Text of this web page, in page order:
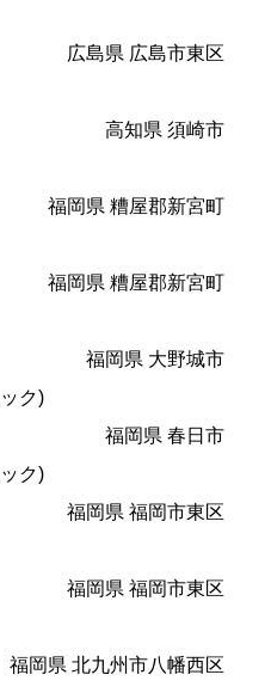
広島県 広島市東区
高知県 須崎市
福岡県 糟屋郡新宮町
福岡県 糟屋郡新宮町
福岡県 大野城市
ク)
福岡県 春日市
ク)
福岡県 福岡市東区
福岡県 福岡市東区
福岡県 北九州市八幡西区